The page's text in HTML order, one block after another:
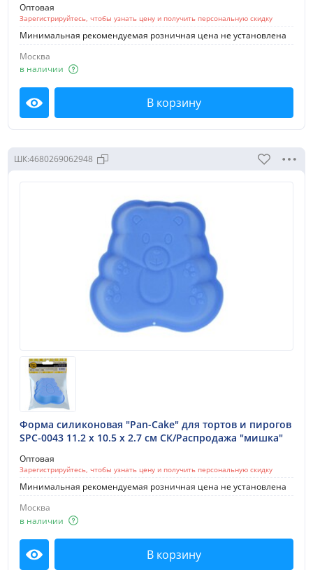
Оптовая
Зарегистрируйтесь, чтобы узнать цену и получить персональную скидку
Минимальная рекомендуемая розничная цена не установлена
Москва
в наличии
Посмотреть В корзину
ШК:4680269062948
Форма силиконовая "Pan-Cake" для тортов и пирогов
SPC-0043 11.2 x 10.5 x 2.7 см СК/Распродажа "мишка"
Оптовая
Зарегистрируйтесь, чтобы узнать цену и получить персональную скидку
Минимальная рекомендуемая розничная цена не установлена
Москва
в наличии
Посмотреть В корзину